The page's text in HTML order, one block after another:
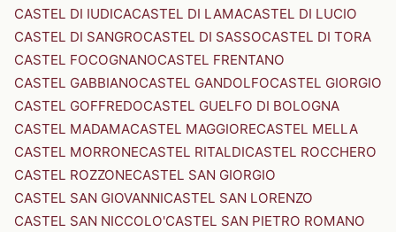
CASTEL DI IUDICACASTEL DI LAMACASTEL DI LUCIO
CASTEL DI SANGROCASTEL DI SASSOCASTEL DI TORA
CASTEL FOCOGNANOCASTEL FRENTANO
CASTEL GABBIANOCASTEL GANDOLFOCASTEL GIORGIO
CASTEL GOFFREDOCASTEL GUELFO DI BOLOGNA
CASTEL MADAMACASTEL MAGGIORECASTEL MELLA
CASTEL MORRONECASTEL RITALDICASTEL ROCCHERO
CASTEL ROZZONECASTEL SAN GIORGIO
CASTEL SAN GIOVANNICASTEL SAN LORENZO
CASTEL SAN NICCOLO'CASTEL SAN PIETRO ROMANO